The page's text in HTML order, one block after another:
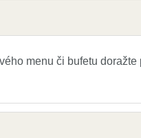
menu či bufetu